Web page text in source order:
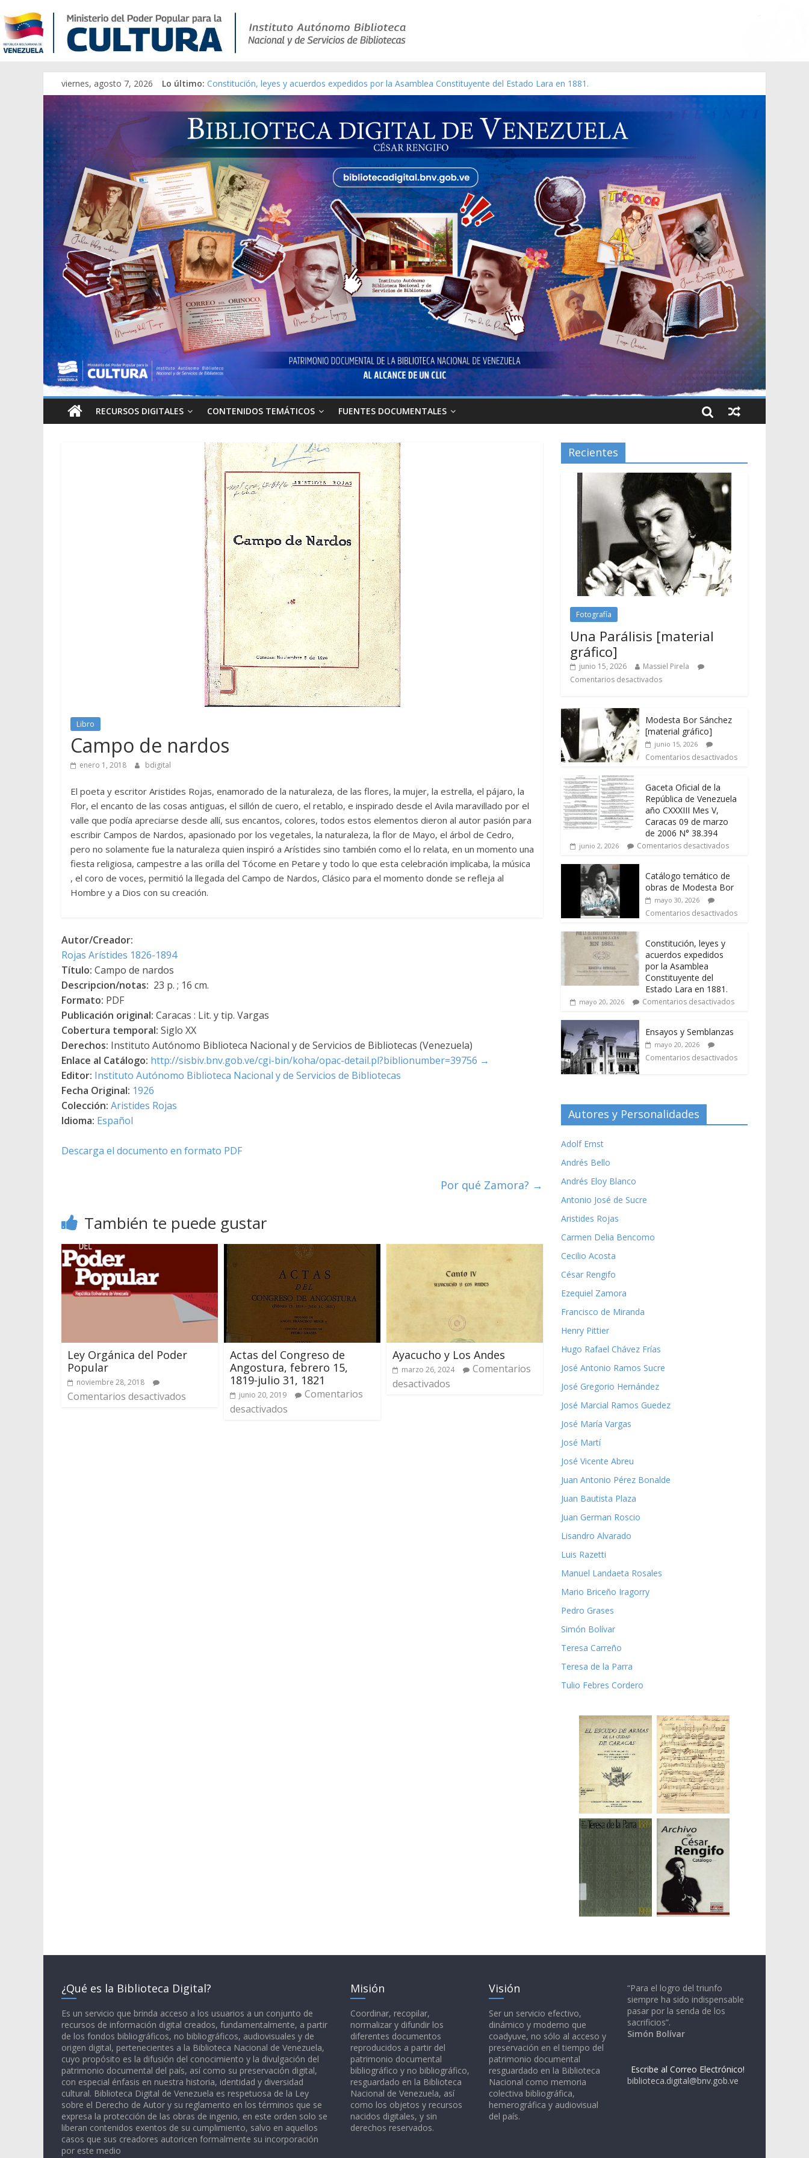
viernes, agosto 7, 2026 Lo último: Constitución, leyes y acuerdos expedidos por la Asamblea Constituyente del Estado Lara en 1881.
Una Parálisis [material gráfico]
Modesta Bor Sánchez [material gráfico]
Gaceta Oficial de la República de Venezuela año CXXXIII Mes V, Caracas 09 de marzo de 2006 N° 38.394
Catálogo temático de obras de Modesta Bor
RECURSOS DIGITALES CONTENIDOS TEMÁTICOS FUENTES DOCUMENTALES
Libro
Campo de nardos
enero 1, 2018 bdigital
El poeta y escritor Aristides Rojas, enamorado de la naturaleza, de las flores, la mujer, la estrella, el pájaro, la
Flor, el encanto de las cosas antiguas, el sillón de cuero, el retablo, e inspirado desde el Avila maravillado por el
valle que podía apreciarse desde allí, sus encantos, colores, todos estos elementos dieron al autor pasión para
escribir Campos de Nardos, apasionado por los vegetales, la naturaleza, la flor de Mayo, el árbol de Cedro,
pero no solamente fue la naturaleza quien inspiró a Arístides sino también como el lo relata, en un momento una
fiesta religiosa, campestre a las orilla del Tócome en Petare y todo lo que esta celebración implicaba, la música
, el coro de voces, permitió la llegada del Campo de Nardos, Clásico para el momento donde se refleja al
Hombre y a Dios con su creación.
Autor/Creador:
Rojas Arístides 1826-1894
Título: Campo de nardos
Descripcion/notas: 23 p. ; 16 cm.
Formato: PDF
Publicación original: Caracas : Lit. y tip. Vargas
Cobertura temporal: Siglo XX
Derechos: Instituto Autónomo Biblioteca Nacional y de Servicios de Bibliotecas (Venezuela)
Enlace al Catálogo: http://sisbiv.bnv.gob.ve/cgi-bin/koha/opac-detail.pl?biblionumber=39756 →
Editor: Instituto Autónomo Biblioteca Nacional y de Servicios de Bibliotecas
Fecha Original: 1926
Colección: Aristides Rojas
Idioma: Español
Descarga el documento en formato PDF
Por qué Zamora? →
También te puede gustar
Ley Orgánica del Poder
Popular
noviembre 28, 2018
Comentarios desactivados
Actas del Congreso de
Angostura, febrero 15,
1819-julio 31, 1821
junio 20, 2019
Comentarios
desactivados
Ayacucho y Los Andes
marzo 26, 2024
Comentarios
desactivados
Recientes
Fotografía
Una Parálisis [material
gráfico]
junio 15, 2026
Massiel Pirela
Comentarios desactivados
Modesta Bor Sánchez
[material gráfico]
junio 15, 2026
Comentarios desactivados
Gaceta Oficial de la
República de Venezuela
año CXXXIII Mes V,
Caracas 09 de marzo
de 2006 N° 38.394
junio 2, 2026 Comentarios desactivados
Catálogo temático de
obras de Modesta Bor
mayo 30, 2026
Comentarios desactivados
Constitución, leyes y
acuerdos expedidos
por la Asamblea
Constituyente del
Estado Lara en 1881.
mayo 20, 2026 Comentarios desactivados
Ensayos y Semblanzas
mayo 20, 2026
Comentarios desactivados
Autores y Personalidades
Adolf Ernst
Andrés Bello
Andrés Eloy Blanco
Antonio José de Sucre
Aristides Rojas
Carmen Delia Bencomo
Cecilio Acosta
César Rengifo
Ezequiel Zamora
Francisco de Miranda
Henry Pittier
Hugo Rafael Chávez Frías
José Antonio Ramos Sucre
José Gregorio Hernández
José Marcial Ramos Guedez
José María Vargas
José Martí
José Vicente Abreu
Juan Antonio Pérez Bonalde
Juan Bautista Plaza
Juan German Roscio
Lisandro Alvarado
Luis Razetti
Manuel Landaeta Rosales
Mario Briceño Iragorry
Pedro Grases
Simón Bolívar
Teresa Carreño
Teresa de la Parra
Tulio Febres Cordero
¿Qué es la Biblioteca Digital?
Es un servicio que brinda acceso a los usuarios a un conjunto de
recursos de información digital creados, fundamentalmente, a partir
de los fondos bibliográficos, no bibliográficos, audiovisuales y de
origen digital, pertenecientes a la Biblioteca Nacional de Venezuela,
cuyo propósito es la difusión del conocimiento y la divulgación del
patrimonio documental del país, así como su preservación digital,
con especial énfasis en nuestra historia, identidad y diversidad
cultural. Biblioteca Digital de Venezuela es respetuosa de la Ley
sobre el Derecho de Autor y su reglamento en los términos que se
expresa la protección de las obras de ingenio, en este orden solo se
liberan contenidos exentos de su cumplimiento, salvo en aquellos
casos que sus creadores autoricen formalmente su incorporación
por este medio
Misión
Coordinar, recopilar,
normalizar y difundir los
diferentes documentos
reproducidos a partir del
patrimonio documental
bibliográfico y no bibliográfico,
resguardado en la Biblioteca
Nacional de Venezuela, así
como los objetos y recursos
nacidos digitales, y sin
derechos reservados.
Visión
Ser un servicio efectivo,
dinámico y moderno que
coadyuve, no sólo al acceso y
preservación en el tiempo del
patrimonio documental
resguardado en la Biblioteca
Nacional como memoria
colectiva bibliográfica,
hemerográfica y audiovisual
del país.
“Para el logro del triunfo
siempre ha sido indispensable
pasar por la senda de los
sacrificios”.
Simón Bolívar
Escribe al Correo Electrónico!
biblioteca.digital@bnv.gob.ve